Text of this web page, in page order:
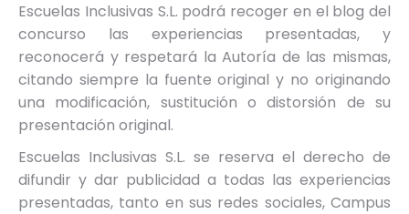
Escuelas Inclusivas S.L. podrá recoger en el blog del
concurso las experiencias presentadas, y
reconocerá y respetará la Autoría de las mismas,
citando siempre la fuente original y no originando
una modificación, sustitución o distorsión de su
presentación original.
Escuelas Inclusivas S.L. se reserva el derecho de
difundir y dar publicidad a todas las experiencias
presentadas, tanto en sus redes sociales, Campus